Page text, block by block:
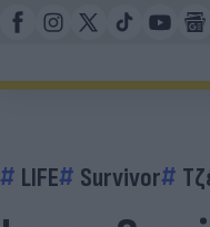
LIFE Survivor